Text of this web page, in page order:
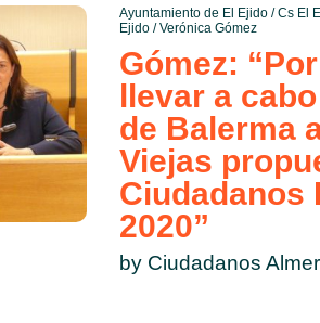
Ayuntamiento de El Ejido/Cs El
Ejido/Verónica Gómez
Gómez:
llevar a
de Balerma
Viejas
Ciudadanos
2020”
by Ciudadanos